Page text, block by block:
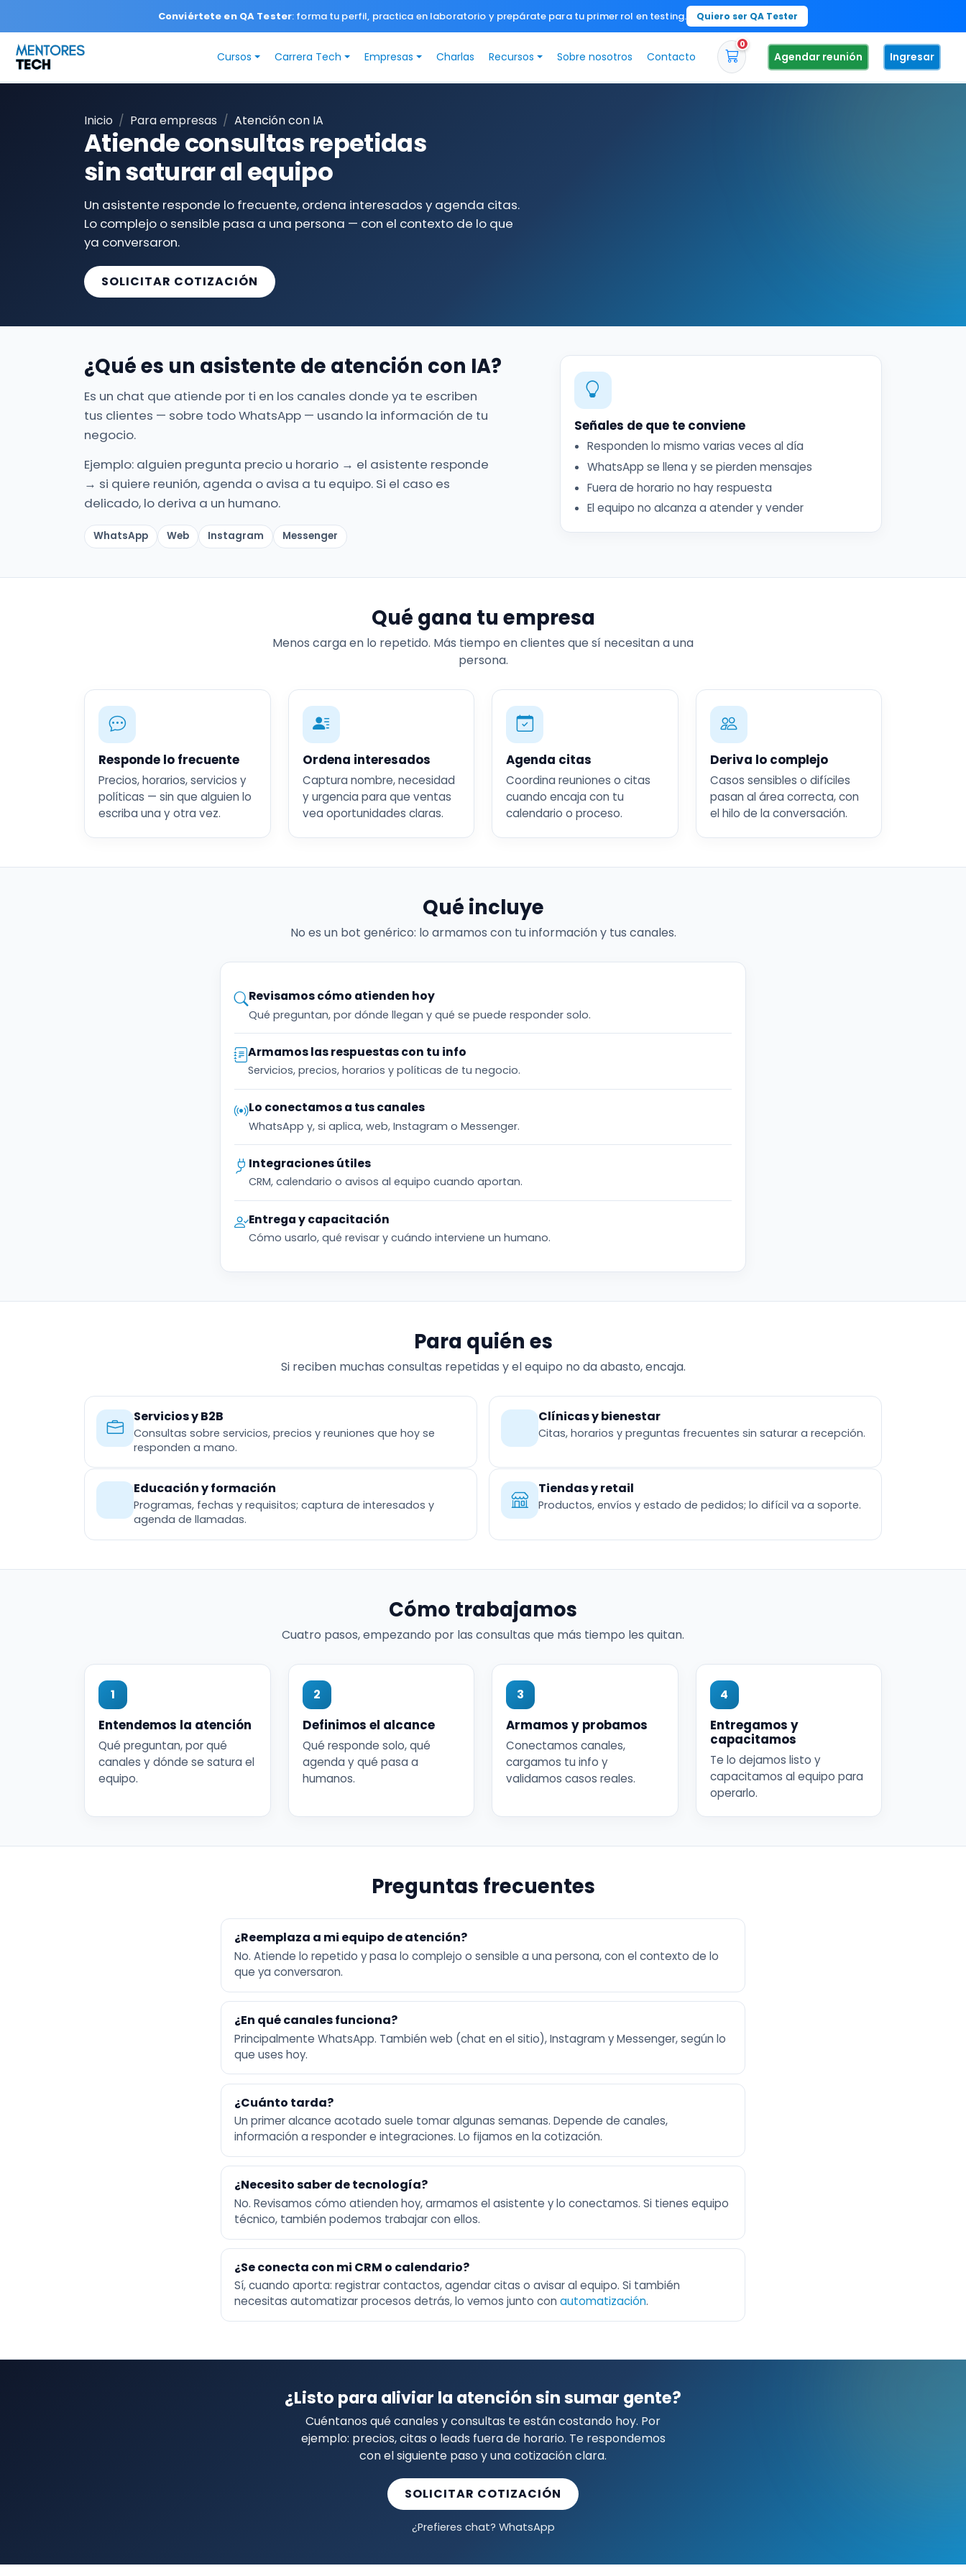
Conviértete en QA Tester: forma tu perfil, practica en laboratorio y prepárate para tu primer rol en testing. Quiero ser QA Tester
Cursos Carrera Tech Empresas Charlas Recursos Sobre nosotros Contacto
0
Agendar reunión Ingresar
Inicio Para empresas Atención con IA
Atiende consultas repetidas
sin saturar al equipo
Un asistente responde lo frecuente, ordena interesados y agenda citas.
Lo complejo o sensible pasa a una persona — con el contexto de lo que
ya conversaron.
SOLICITAR COTIZACIÓN
¿Qué es un asistente de atención con IA?
Es un chat que atiende por ti en los canales donde ya te escriben
tus clientes — sobre todo WhatsApp — usando la información de tu
negocio.
Ejemplo: alguien pregunta precio u horario → el asistente responde
→ si quiere reunión, agenda o avisa a tu equipo. Si el caso es
delicado, lo deriva a un humano.
WhatsApp Web Instagram Messenger
Señales de que te conviene
Responden lo mismo varias veces al día
WhatsApp se llena y se pierden mensajes
Fuera de horario no hay respuesta
El equipo no alcanza a atender y vender
Qué gana tu empresa
Menos carga en lo repetido. Más tiempo en clientes que sí necesitan a una
persona.
Responde lo frecuente
Precios, horarios, servicios y
políticas — sin que alguien lo
escriba una y otra vez.
Ordena interesados
Captura nombre, necesidad
y urgencia para que ventas
vea oportunidades claras.
Agenda citas
Coordina reuniones o citas
cuando encaja con tu
calendario o proceso.
Deriva lo complejo
Casos sensibles o difíciles
pasan al área correcta, con
el hilo de la conversación.
Qué incluye
No es un bot genérico: lo armamos con tu información y tus canales.
Revisamos cómo atienden hoy
Qué preguntan, por dónde llegan y qué se puede responder solo.
Armamos las respuestas con tu info
Servicios, precios, horarios y políticas de tu negocio.
Lo conectamos a tus canales
WhatsApp y, si aplica, web, Instagram o Messenger.
Integraciones útiles
CRM, calendario o avisos al equipo cuando aportan.
Entrega y capacitación
Cómo usarlo, qué revisar y cuándo interviene un humano.
Para quién es
Si reciben muchas consultas repetidas y el equipo no da abasto, encaja.
Servicios y B2B
Consultas sobre servicios, precios y reuniones que hoy se
responden a mano.
Clínicas y bienestar
Citas, horarios y preguntas frecuentes sin saturar a recepción.
Educación y formación
Programas, fechas y requisitos; captura de interesados y
agenda de llamadas.
Tiendas y retail
Productos, envíos y estado de pedidos; lo difícil va a soporte.
Cómo trabajamos
Cuatro pasos, empezando por las consultas que más tiempo les quitan.
1
Entendemos la atención
Qué preguntan, por qué
canales y dónde se satura el
equipo.
2
Definimos el alcance
Qué responde solo, qué
agenda y qué pasa a
humanos.
3
Armamos y probamos
Conectamos canales,
cargamos tu info y
validamos casos reales.
4
Entregamos y
capacitamos
Te lo dejamos listo y
capacitamos al equipo para
operarlo.
Preguntas frecuentes
¿Reemplaza a mi equipo de atención?
No. Atiende lo repetido y pasa lo complejo o sensible a una persona, con el contexto de lo
que ya conversaron.
¿En qué canales funciona?
Principalmente WhatsApp. También web (chat en el sitio), Instagram y Messenger, según lo
que uses hoy.
¿Cuánto tarda?
Un primer alcance acotado suele tomar algunas semanas. Depende de canales,
información a responder e integraciones. Lo fijamos en la cotización.
¿Necesito saber de tecnología?
No. Revisamos cómo atienden hoy, armamos el asistente y lo conectamos. Si tienes equipo
técnico, también podemos trabajar con ellos.
¿Se conecta con mi CRM o calendario?
Sí, cuando aporta: registrar contactos, agendar citas o avisar al equipo. Si también
necesitas automatizar procesos detrás, lo vemos junto conautomatización.
¿Listo para aliviar la atención sin sumar gente?
Cuéntanos qué canales y consultas te están costando hoy. Por
ejemplo: precios, citas o leads fuera de horario. Te respondemos
con el siguiente paso y una cotización clara.
SOLICITAR COTIZACIÓN
¿Prefieres chat? WhatsApp